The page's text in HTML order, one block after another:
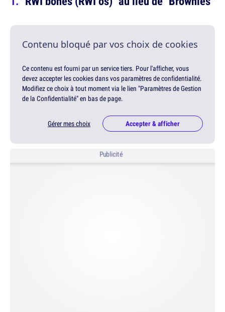
Contenu bloqué par vos choix de cookies
Ce contenu est fourni par un service tiers. Pour l'afficher, vous
devez accepter les cookies dans vos paramètres de confidentialité.
Modifiez ce choix à tout moment via le lien "Paramètres de Gestion
de la Confidentialité" en bas de page.
Gérer mes choix Accepter & afficher
Publicité